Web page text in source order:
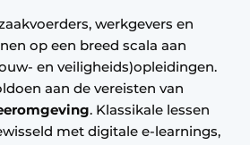
werkgevers en
op een breed scala aan
en veiligheids)opleidingen.
aan de vereisten van
. Klassikale lessen
met digitale e-learnings,